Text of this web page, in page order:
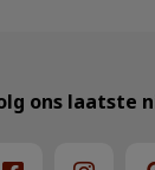
ons laatste